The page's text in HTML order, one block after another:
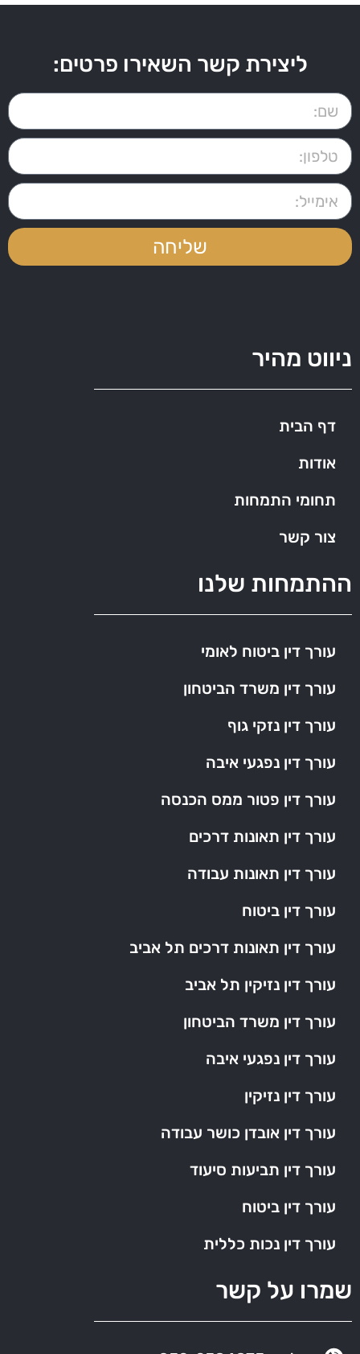
ליצירת קשר השאירו פרטים:
שליחה
ניווט מהיר
דף הבית
אודות
תחומי התמחות
צור קשר
ההתמחות שלנו
עורך דין ביטוח לאומי
עורך דין משרד הביטחון
עורך דין נזקי גוף
עורך דין נפגעי איבה
עורך דין פטור ממס הכנסה
עורך דין תאונות דרכים
עורך דין תאונות עבודה
עורך דין ביטוח
עורך דין תאונות דרכים תל אביב
עורך דין נזיקין תל אביב
עורך דין משרד הביטחון
עורך דין נפגעי איבה
עורך דין נזיקין
עורך דין אובדן כושר עבודה
עורך דין תביעות סיעוד
עורך דין ביטוח
עורך דין נכות כללית
שמרו על קשר